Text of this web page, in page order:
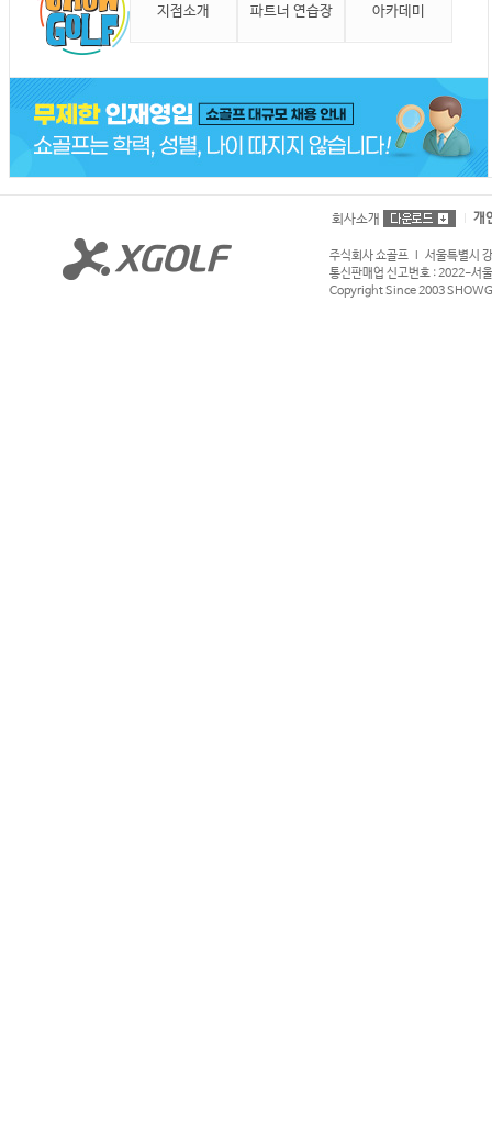
지점소개 파트너 연습장 아카데미
회사소개 개
주식회사 쇼골프 l 서울특별시
통신판매업 신고번호 : 2022-
Copyright Since 2003